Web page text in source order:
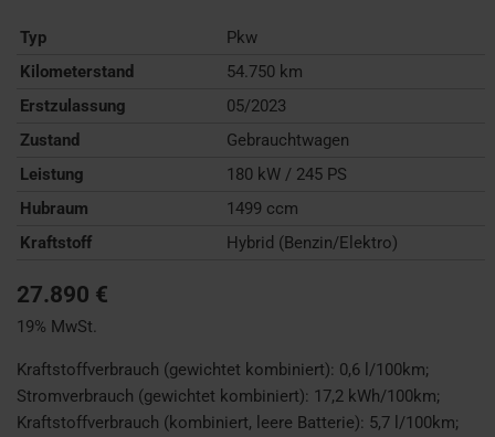
Typ
Pkw
Kilometerstand
54.750 km
Erstzulassung
05/2023
Zustand
Gebrauchtwagen
Leistung
180 kW / 245 PS
Hubraum
1499 ccm
Kraftstoff
Hybrid (Benzin/Elektro)
27.890 €
19% MwSt.
Kraftstoffverbrauch (gewichtet kombiniert): 0,6 l/100km;
Stromverbrauch (gewichtet kombiniert): 17,2 kWh/100km;
Kraftstoffverbrauch (kombiniert, leere Batterie): 5,7 l/100km;